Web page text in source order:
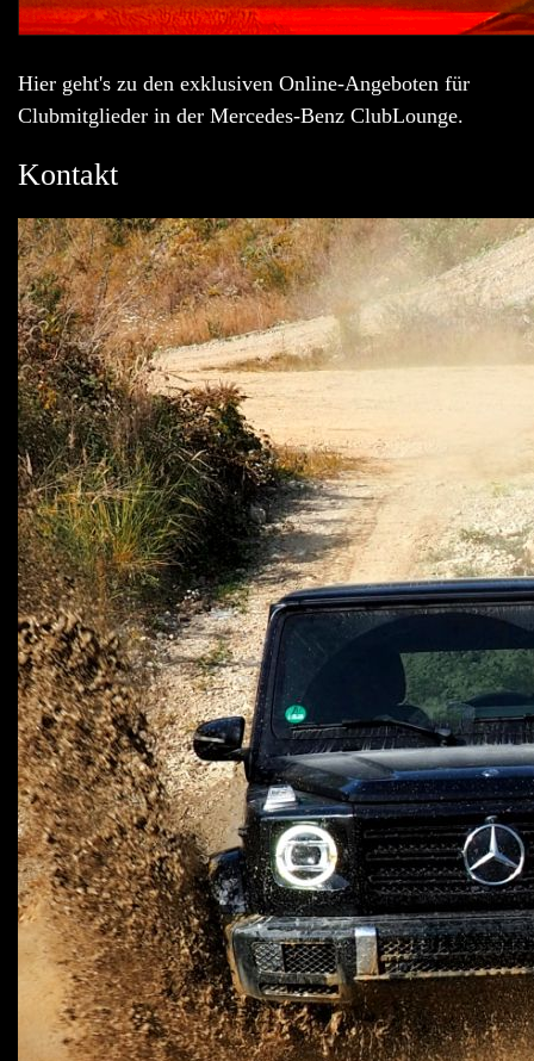
Hier geht's zu den exklusiven Online-Angeboten für
Clubmitglieder in der Mercedes-Benz ClubLounge.
Kontakt